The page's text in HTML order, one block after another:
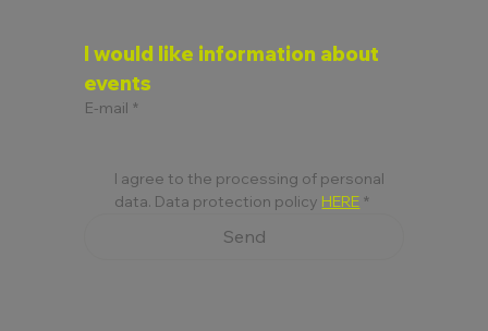
I would like information about
events
E-mail *
I agree to the processing of personal
data. Data protection policy HERE *
Send